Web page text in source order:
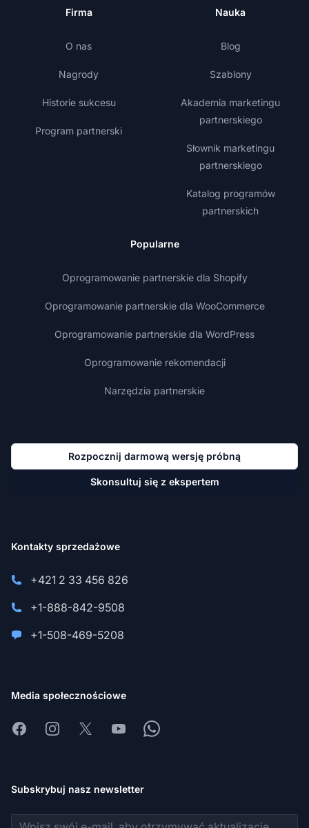
Firma
O nas
Nagrody
Historie sukcesu
Program partnerski
Nauka
Blog
Szablony
Akademia marketingu
partnerskiego
Słownik marketingu
partnerskiego
Katalog programów
partnerskich
Popularne
Oprogramowanie partnerskie dla Shopify
Oprogramowanie partnerskie dla WooCommerce
Oprogramowanie partnerskie dla WordPress
Oprogramowanie rekomendacji
Narzędzia partnerskie
Rozpocznij darmową wersję próbną
Skonsultuj się z ekspertem
Kontakty sprzedażowe
+421 2 33 456 826
+1-888-842-9508
+1-508-469-5208
Media społecznościowe
FacebookInstagram
X YoutubeWhatsapp
Subskrybuj nasz newsletter
Adres e-mail